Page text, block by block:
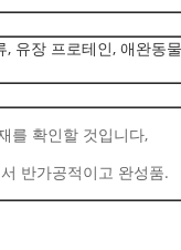
유장 프로테인, 애완동
를 확인할 것입니다,
반가공적이고 완성품.